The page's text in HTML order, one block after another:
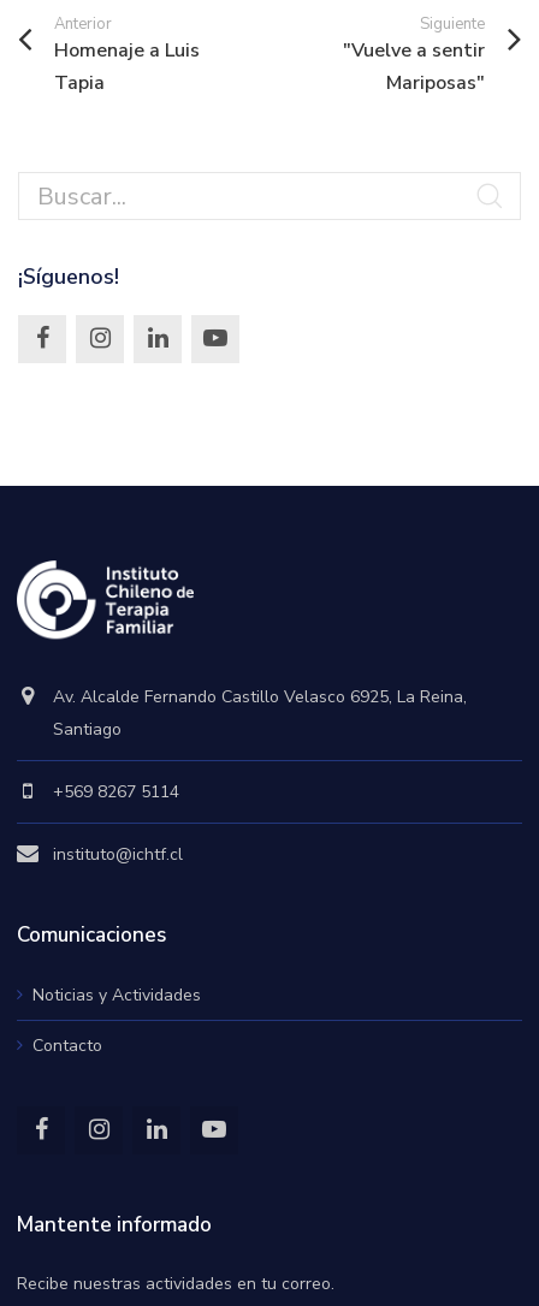
Anterior
Homenaje a Luis
Tapia
Siguiente
"Vuelve a sentir
Mariposas"
¡Síguenos!
Av. Alcalde Fernando Castillo Velasco 6925, La Reina,
Santiago
+569 8267 5114
instituto@ichtf.cl
Comunicaciones
Noticias y Actividades
Contacto
Mantente informado
Recibe nuestras actividades en tu correo.